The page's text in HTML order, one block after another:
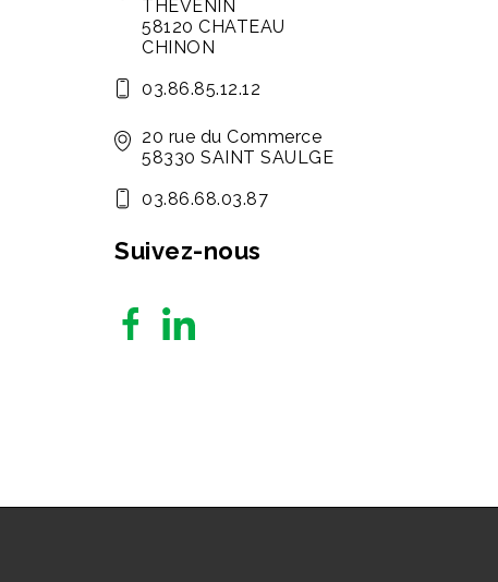
THEVENIN
58120 CHATEAU
CHINON
03.86.85.12.12
20 rue du Commerce
58330 SAINT SAULGE
03.86.68.03.87
Suivez-nous